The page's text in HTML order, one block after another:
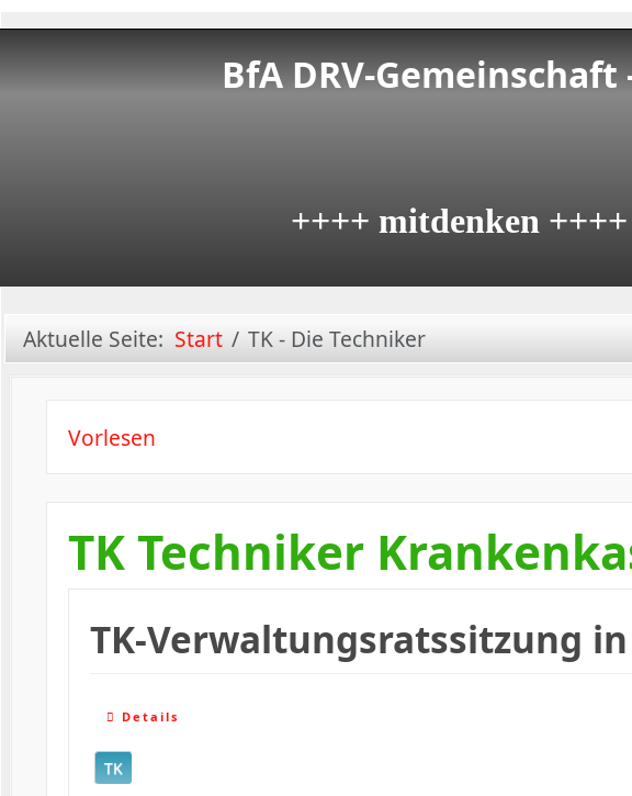
BfA DRV-
++++ mitdenken
Aktuelle Seite: Start TK - Die Techniker
Vorlesen
TK Techniker
TK-Verwaltungsratssitzung
Details
TK